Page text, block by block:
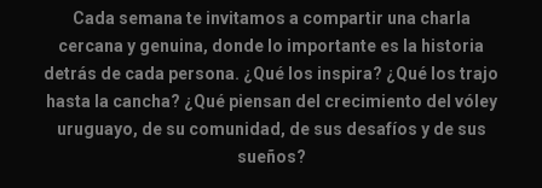
Cada semana te invitamos a compartir una charla
cercana y genuina, donde lo importante es la historia
detrás de cada persona. ¿Qué los inspira? ¿Qué los trajo
hasta la cancha? ¿Qué piensan del crecimiento del vóley
uruguayo, de su comunidad, de sus desafíos y de sus
sueños?